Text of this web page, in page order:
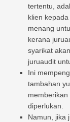
tertentu,
klien
menang
kerana
syarikat
juruaudit
Ini
tambahan
diperlukan.
Namun, jika